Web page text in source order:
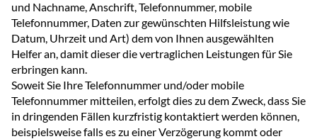
und Nachname, Anschrift, Telefonnummer, mobile
Telefonnummer, Daten zur gewünschten Hilfsleistung wie
Datum, Uhrzeit und Art) dem von Ihnen ausgewählten
Helfer an, damit dieser die vertraglichen Leistungen für Sie
erbringen kann.
Soweit Sie Ihre Telefonnummer und/oder mobile
Telefonnummer mitteilen, erfolgt dies zu dem Zweck, dass Sie
in dringenden Fällen kurzfristig kontaktiert werden können,
beispielsweise falls es zu einer Verzögerung kommt oder